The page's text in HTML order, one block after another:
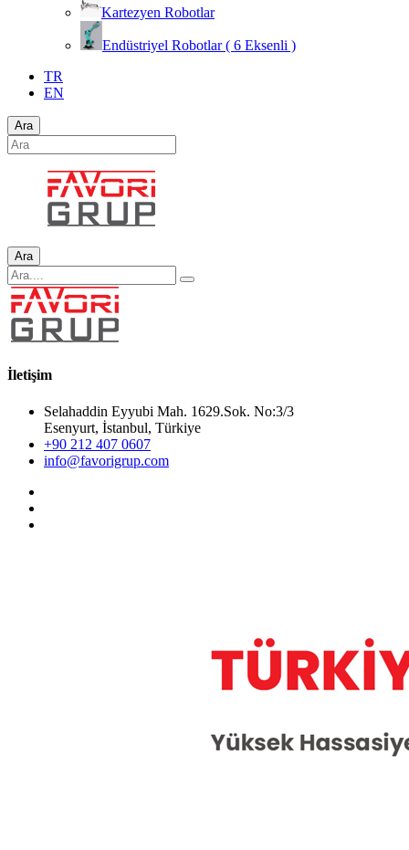
Kartezyen Robotlar
Endüstriyel Robotlar ( 6 Eksenli )
TR
EN
Ara
Ara
İletişim
Selahaddin Eyyubi Mah. 1629.Sok. No:3/3
Esenyurt, İstanbul, Türkiye
+90 212 407 0607
info@favorigrup.com